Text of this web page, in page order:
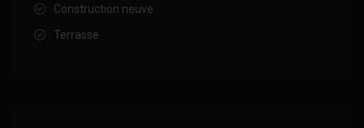
Construction neuve
Terrasse